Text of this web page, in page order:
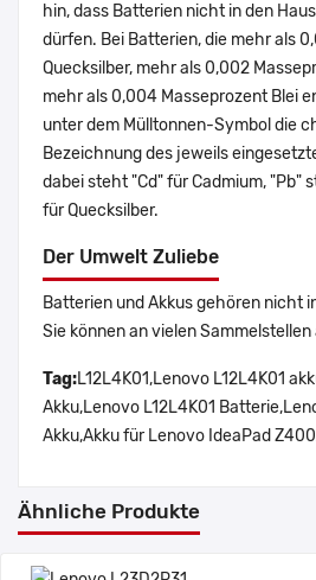
hin, dass Batterien nicht in den
dürfen. Bei Batterien, die mehr als
Quecksilber, mehr als 0,002
mehr als 0,004 Masseprozent Blei
unter dem Mülltonnen-Symbol die
Bezeichnung des jeweils
dabei steht "Cd" für Cadmium, "Pb"
für Quecksilber.
Der Umwelt Zuliebe
Batterien und Akkus gehören nicht
Sie können an vielen
Tag:L12L4K01,Lenovo L12L4K01
Akku,Lenovo L12L4K01
Akku,Akku für Lenovo IdeaPad
Ähnliche Produkte